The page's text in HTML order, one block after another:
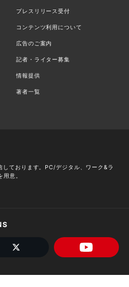
プレスリリース受付
コンテンツ利用について
広告のご案内
記者・ライター募集
情報提供
著者一覧
しております。PC/デジタル、ワーク&ラ
意。